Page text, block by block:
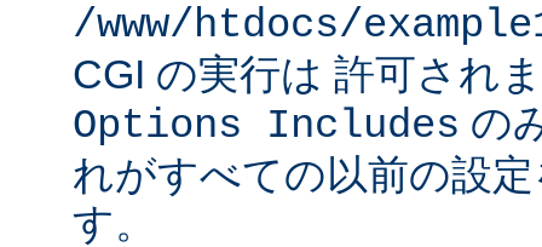
/www/htdocs/
CGI の実行は 許可され
Options Includes の
れがすべての以前の設
す。